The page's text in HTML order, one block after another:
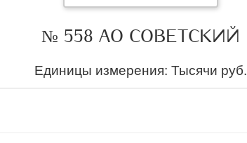
№ 558 АО СОВЕТСКИЙ
Единицы измерения: Тысячи руб.